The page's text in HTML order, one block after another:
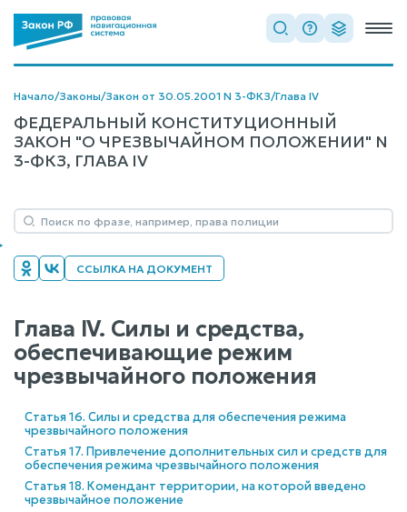
Начало/Законы/Закон от 30.05.2001 N 3-ФКЗ/Глава IV
ФЕДЕРАЛЬНЫЙ КОНСТИТУЦИОННЫЙ
ЗАКОН "О ЧРЕЗВЫЧАЙНОМ ПОЛОЖЕНИИ" N
3-ФКЗ, ГЛАВА IV
ССЫЛКА НА ДОКУМЕНТ
Глава IV. Силы и средства,
обеспечивающие режим
чрезвычайного положения
Статья 16. Силы и средства для обеспечения режима
чрезвычайного положения
Статья 17. Привлечение дополнительных сил и средств для
обеспечения режима чрезвычайного положения
Статья 18. Комендант территории, на которой введено
чрезвычайное положение